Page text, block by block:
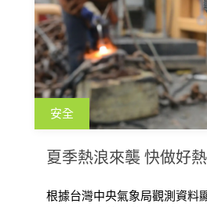
安全
夏季熱浪來襲 快做好
根據台灣中央氣象局觀測資料